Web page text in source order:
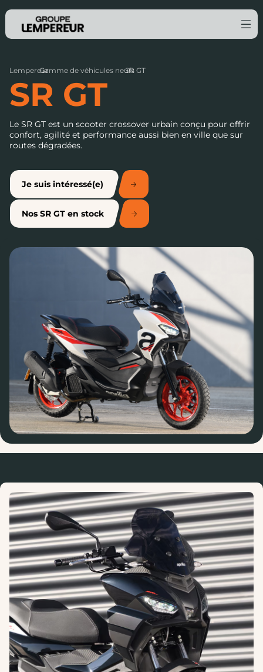
Lempereur
›
Gamme de véhicules neufs
›
SR GT
SR GT
Le SR GT est un scooter crossover urbain conçu pour offrir
confort, agilité et performance aussi bien en ville que sur
routes dégradées.
Je suis intéressé(e)
Nos SR GT en stock